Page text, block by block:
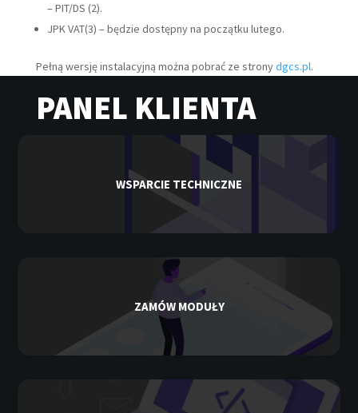
– PIT/DS (2).
JPK VAT(3) – będzie dostępny na początku lutego.
Pełną wersję instalacyjną można pobrać ze stronydgcs.pl.
PANEL KLIENTA
WSPARCIE TECHNICZNE
ZAMÓW MODUŁY